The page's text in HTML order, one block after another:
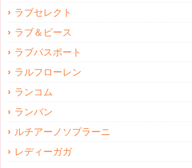
ラブセレクト
ラブ＆ピース
ラブパスポート
ラルフローレン
ランコム
ランバン
ルチアーノソプラーニ
レディーガガ